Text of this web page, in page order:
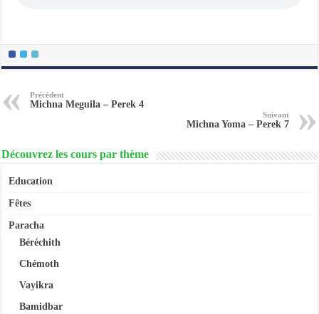
Précédent
Michna Meguila – Perek 4
Suivant
Michna Yoma – Perek 7
Découvrez les cours par thème
Education
Fêtes
Paracha
Béréchith
Chémoth
Vayikra
Bamidbar